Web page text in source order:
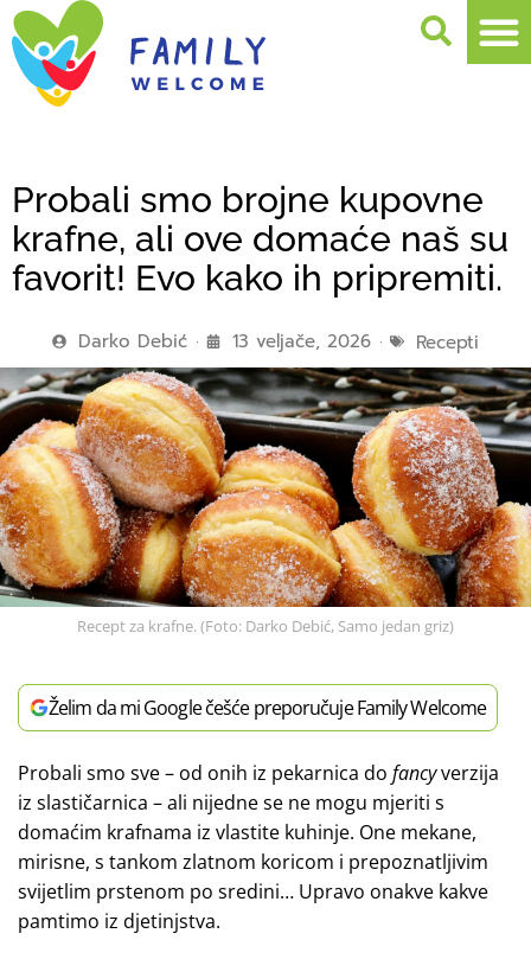
Probali smo brojne kupovne
krafne, ali ove domaće naš su
favorit! Evo kako ih pripremiti.
Darko Debić 13 veljače, 2026 Recepti
Recept za krafne. (Foto: Darko Debić, Samo jedan griz)
Želim da mi Google češće preporučuje Family Welcome
Probali smo sve – od onih iz pekarnica do fancyverzija
iz slastičarnica – ali nijedne se ne mogu mjeriti s
domaćim krafnama iz vlastite kuhinje. One mekane,
mirisne, s tankom zlatnom koricom i prepoznatljivim
svijetlim prstenom po sredini… Upravo onakve kakve
pamtimo iz djetinjstva.